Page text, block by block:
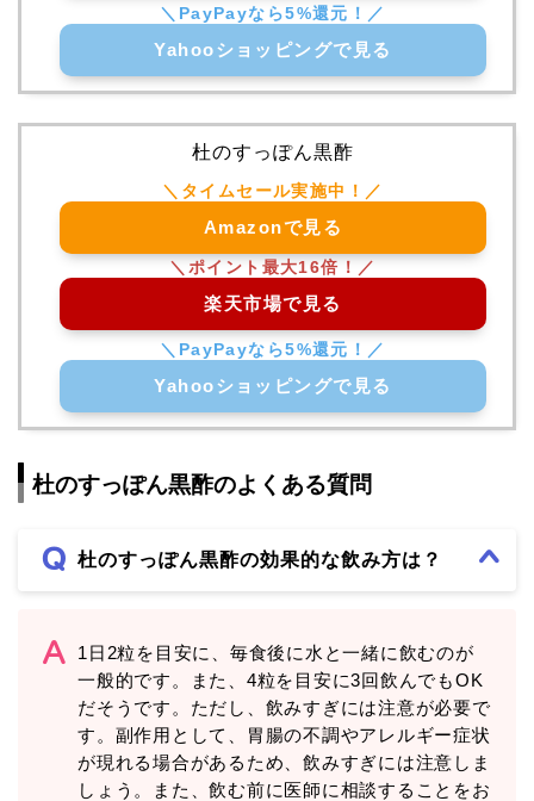
Yahooショッピングで見る
杜のすっぽん黒酢
Amazonで見る
楽天市場で見る
Yahooショッピングで見る
杜のすっぽん黒酢のよくある質問
杜のすっぽん黒酢の効果的な飲み方は？
1日2粒を目安に、毎食後に水と一緒に飲むのが
一般的です。また、4粒を目安に3回飲んでもOK
だそうです。ただし、飲みすぎには注意が必要で
す。副作用として、胃腸の不調やアレルギー症状
が現れる場合があるため、飲みすぎには注意しま
しょう。また、飲む前に医師に相談することをお